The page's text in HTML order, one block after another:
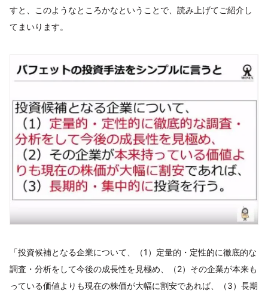
すと、このようなところかなということで、読み上げてご紹介し
てまいります。
「投資候補となる企業について、（1）定量的・定性的に徹底的な
調査・分析をして今後の成長性を見極め、（2）その企業が本来も
っている価値よりも現在の株価が大幅に割安であれば、（3）長期